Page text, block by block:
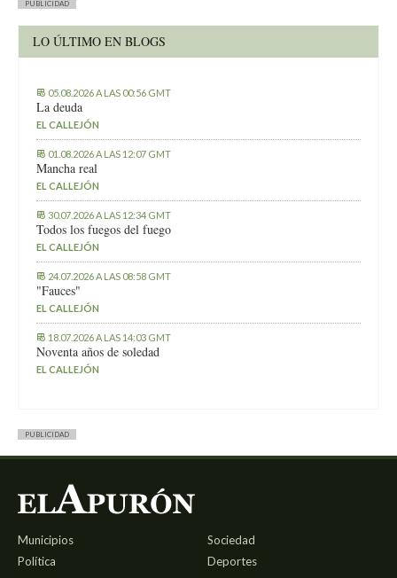
PUBLICIDAD
LO ÚLTIMO EN BLOGS
05.08.2026 A LAS 00:56 GMT
La deuda
EL CALLEJÓN
01.08.2026 A LAS 12:07 GMT
Mancha real
EL CALLEJÓN
30.07.2026 A LAS 12:34 GMT
Todos los fuegos del fuego
EL CALLEJÓN
24.07.2026 A LAS 08:58 GMT
"Fauces"
EL CALLEJÓN
18.07.2026 A LAS 14:03 GMT
Noventa años de soledad
EL CALLEJÓN
PUBLICIDAD
Municipios
Política
Sociedad
Deportes